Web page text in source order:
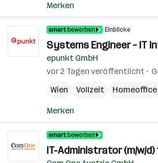
Merken
Einblicke
Systems Engineer – IT
epunkt GmbH
vor 2 Tagen veröffentlicht
Wien
Vollzeit Homeoffice
Merken
IT-Administrator (m/w/